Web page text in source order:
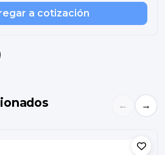
a cotización
← →